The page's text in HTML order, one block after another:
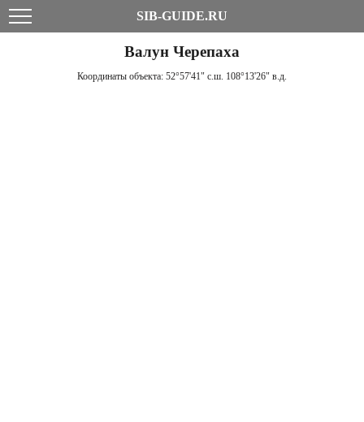
SIB-GUIDE.RU
Валун Черепаха
Координаты объекта: 52°57'41" с.ш. 108°13'26" в.д.